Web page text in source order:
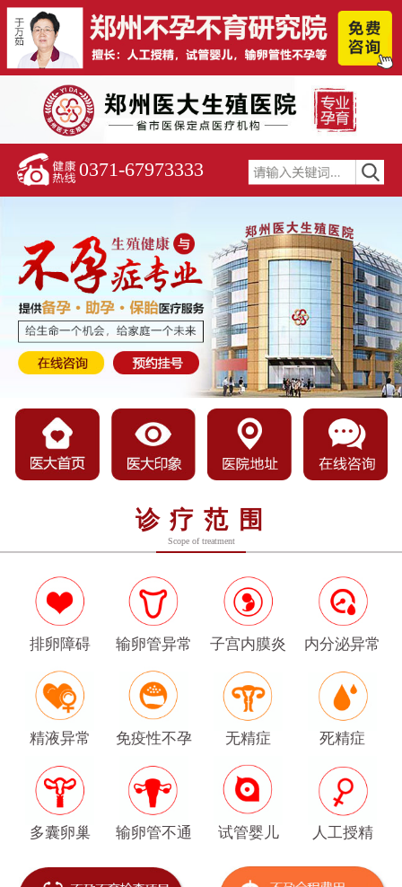
0371-67973333
诊疗范围
Scope of treatment
排卵障碍 输卵管异常 子宫内膜炎 内分泌异常
精液异常 免疫性不孕 无精症 死精症
多囊卵巢 输卵管不通 试管婴儿 人工授精